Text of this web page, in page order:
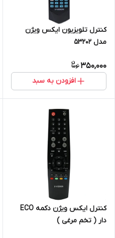
کنترل تلویزیون ایکس ویژن
مدل 53202
350,000
افزودن به سبد
کنترل ایکس ویژن دکمه ECO
دار ( تخم مرغی )